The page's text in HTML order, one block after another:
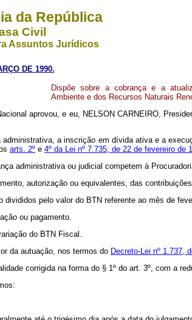
da República
Civil
Assuntos Jurídicos
DE 1990.
Dispõe sobre a cobrança e a
Ambiente e dos Recursos Naturais
aprovou, e eu, NELSON CARNEIRO,
a inscrição em dívida ativa e a
arts. 2º e 4º da Lei nº 7.735, de 22 de fevereiro de
administrativa ou judicial competem à
autorização ou equivalentes, das
pelo valor do BTN referente ao mês de
ou pagamento.
do BTN Fiscal.
da autuação, nos termos do Decreto-Lei nº 1.737,
corrigida na forma do § 1º do art. 3º, com a